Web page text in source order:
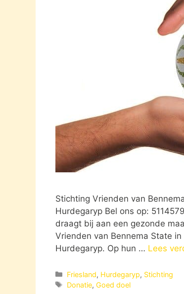
Stichting Vrienden van
Hurdegaryp Bel ons op:
draagt bij aan een gezonde
Vrienden van Bennema State
Hurdegaryp. Op hun … Lees
Categorieën
Friesland, Hurdegaryp, Stichting
Tags
Donatie,Goed doel